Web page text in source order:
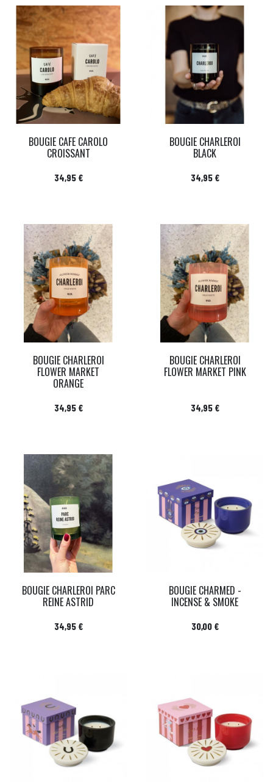
BOUGIE CAFE CAROLO
CROISSANT
Prix
34,95 €
BOUGIE CHARLEROI
BLACK
Prix
34,95 €
BOUGIE CHARLEROI
FLOWER MARKET
ORANGE
Prix
34,95 €
BOUGIE CHARLEROI
FLOWER MARKET PINK
Prix
34,95 €
BOUGIE CHARLEROI PARC
REINE ASTRID
Prix
34,95 €
BOUGIE CHARMED -
INCENSE & SMOKE
Prix
30,00 €